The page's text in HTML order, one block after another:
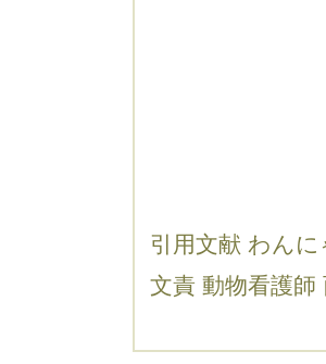
引用文献 わん
文責 動物看護師